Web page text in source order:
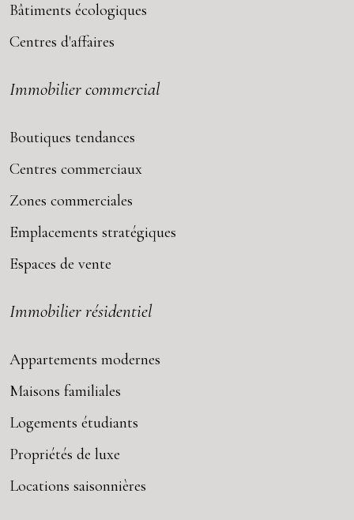
Bâtiments écologiques
Centres d'affaires
Immobilier commercial
Boutiques tendances
Centres commerciaux
Zones commerciales
Emplacements stratégiques
Espaces de vente
Immobilier résidentiel
Appartements modernes
Maisons familiales
Logements étudiants
Propriétés de luxe
Locations saisonnières